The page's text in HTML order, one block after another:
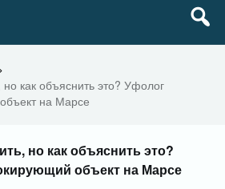
как объяснить это? Уфолог
на Марсе
но как объяснить это?
объект на Марсе